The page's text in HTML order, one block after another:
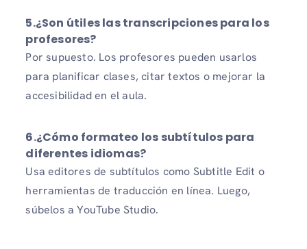
5.¿Son útiles las transcripciones para los
profesores?
Por supuesto. Los profesores pueden usarlos
para planificar clases, citar textos o mejorar la
accesibilidad en el aula.
6.¿Cómo formateo los subtítulos para
diferentes idiomas?
Usa editores de subtítulos como Subtitle Edit o
herramientas de traducción en línea. Luego,
súbelos a YouTube Studio.